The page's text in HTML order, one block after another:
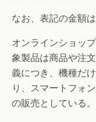
なお、表記の金額
オンラインショッ
象製品は商品や注
義につき、機種だ
り、スマートフォ
の販売としている。